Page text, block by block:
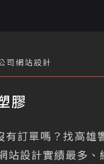
司網站設計
膠
有訂單嗎？找高雄
站設計實績最多、